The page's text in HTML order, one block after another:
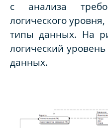
с анализа
логического
типы данных. На
логический
данных.